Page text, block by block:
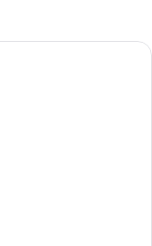
Míníbar, öryggishólf í